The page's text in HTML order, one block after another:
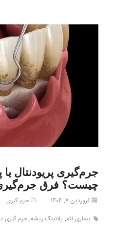
جرم‌گیری پریودنتال یا
چیست؟ فرق جرم‌گیری
فروردین 7, 1404
جرم گیری
بیماری لثه, پلانینگ ریشه, جرم گیری